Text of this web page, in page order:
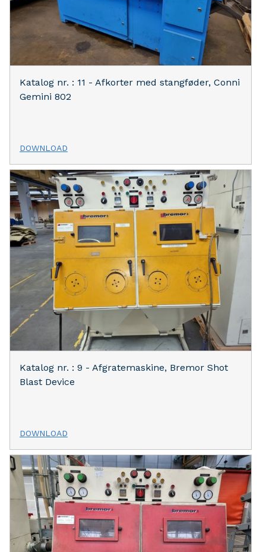
Katalog nr. : 11 - Afkorter med stangføder, Conni
Gemini 802
DOWNLOAD
Katalog nr. : 9 - Afgratemaskine, Bremor Shot
Blast Device
DOWNLOAD